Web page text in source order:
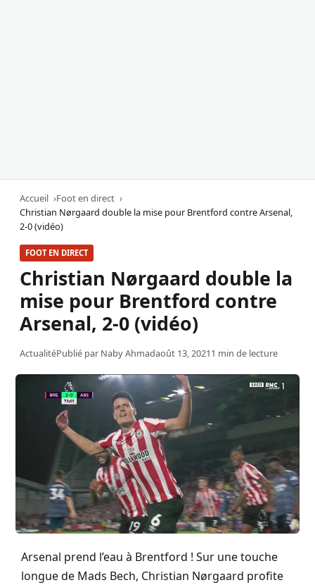
Accueil
Foot en direct
Christian Nørgaard double la mise pour Brentford contre Arsenal,
2-0 (vidéo)
FOOT EN DIRECT
Christian Nørgaard double la
mise pour Brentford contre
Arsenal, 2-0 (vidéo)
ActualitéPublié par Naby Ahmadaoût 13, 20211 min de lecture
Arsenal prend l’eau à Brentford ! Sur une touche
longue de Mads Bech, Christian Nørgaard profite